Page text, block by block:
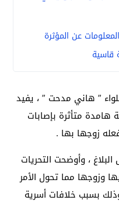
عن المؤثرة
قاسية
” هاني مدحت ” ، يفيد
” ف.م ” 25 عام جثة هامدة متأثرة بإصابات
زوجها بها .
، وأوضحت التحريات
وزوجها مما تحول الأمر
بسبب خلافات أسرية